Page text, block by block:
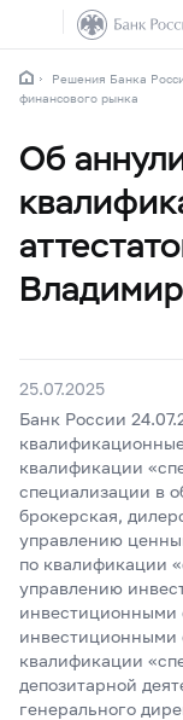
Решения Банка
финансового рынка
Об
25.07.2025
Банк России
квалификации
специализации в
брокерская,
управлению
по квалификации
управлению
инвестиционными
квалификации
депозитарной
генерального